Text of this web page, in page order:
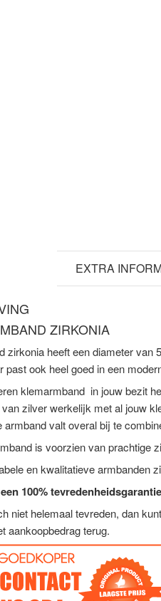
EXTRA
ZIRKONIA
zirkonia heeft een diameter
past ook heel goed in een
klemarmband in jouw bezit
zilver werkelijk met al jouw
armband valt overal bij te
is voorzien van prachtige
en kwalitatieve armbanden
100%
niet helemaal tevreden, dan
aankoopbedrag terug.